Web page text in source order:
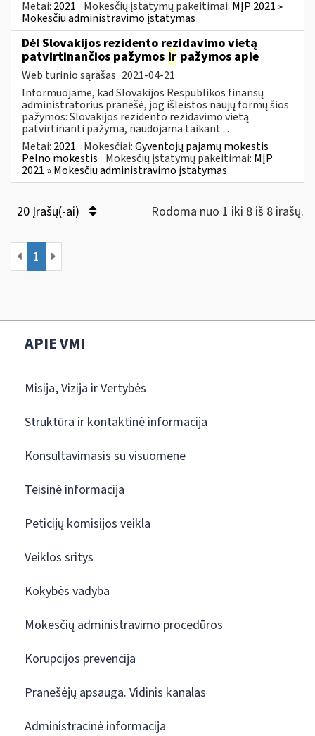
Metai: 2021 Mokesčių įstatymų pakeitimai: MĮP 2021 »
Mokesčiu administravimo įstatymas
Dėl Slovakijos rezidento rezidavimo vietą
patvirtinančios pažymos ir pažymos apie
Web turinio sąrašas 2021-04-21
Informuojame, kad Slovakijos Respublikos finansų
administratorius pranešė, jog išleistos naujų formų šios
pažymos: Slovakijos rezidento rezidavimo vietą
patvirtinanti pažyma, naudojama taikant ...
Metai: 2021 Mokesčiai:Gyventojų pajamų mokestis
Pelno mokestis Mokesčių įstatymų pakeitimai: MĮP
2021 » Mokesčiu administravimo įstatymas
20 Įrašų(-ai) Rodoma nuo 1 iki 8 iš 8 irašų.
1
APIE VMI
Misija, Vizija ir Vertybės
Struktūra ir kontaktinė informacija
Konsultavimasis su visuomene
Teisinė informacija
Peticijų komisijos veikla
Veiklos sritys
Kokybės vadyba
Mokesčių administravimo procedūros
Korupcijos prevencija
Pranešėjų apsauga. Vidinis kanalas
Administracinė informacija